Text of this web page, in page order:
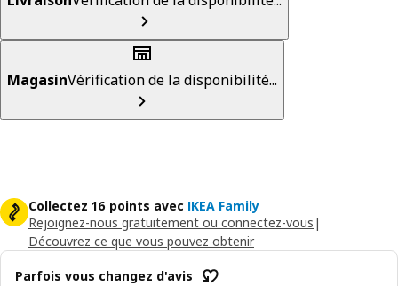
MagasinVérification de la disponibilité...
Collectez 16 points avec IKEA Family
Rejoignez-nous gratuitement ou connectez-vous |
Découvrez ce que vous pouvez obtenir
Parfois vous changez d'avis